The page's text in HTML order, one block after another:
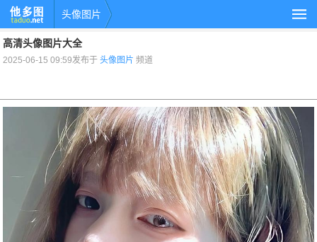
头像图片
高清头像图片大全
2025-06-15 09:59发布于头像图片 频道